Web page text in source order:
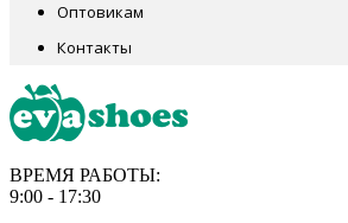
Оптовикам
Контакты
ВРЕМЯ РАБОТЫ:
9:00 - 17:30